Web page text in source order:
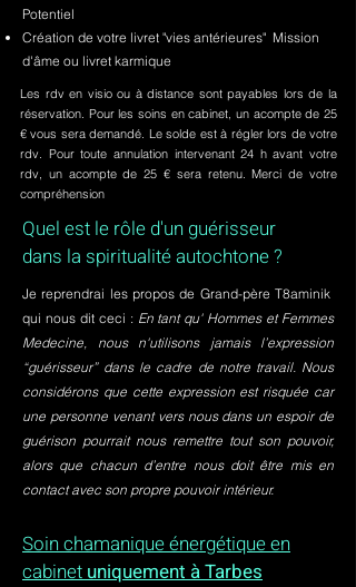
Potentiel
Création de votre livret "vies antérieures" Mission
d'âme ou livret karmique
Les rdv en visio ou à distance sont payables lors de la
réservation. Pour les soins en cabinet, un acompte de 25
€ vous sera demandé. Le solde est à régler lors de votre
rdv. Pour toute annulation intervenant 24 h avant votre
rdv, un acompte de 25 € sera retenu. Merci de votre
compréhension
Quel est le rôle d'un guérisseur
dans la spiritualité autochtone ?
Je reprendrai les propos de Grand-père T8aminik
qui nous dit ceci : En tant qu' Hommes et Femmes
Medecine, nous n'utilisons jamais l’expression
“guérisseur” dans le cadre de notre travail. Nous
considérons que cette expression est risquée car
une personne venant vers nous dans un espoir de
guérison pourrait nous remettre tout son pouvoir,
alors que chacun d’entre nous doit être mis en
contact avec son propre pouvoir intérieur.
Soin chamanique énergétique en
cabinet uniquement à Tarbes